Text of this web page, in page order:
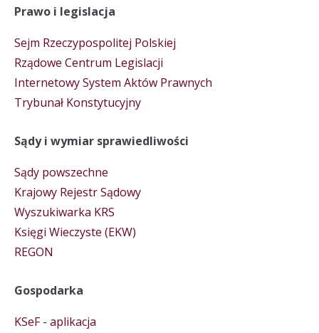
Prawo i legislacja
Sejm Rzeczypospolitej Polskiej
Rządowe Centrum Legislacji
Internetowy System Aktów Prawnych
Trybunał Konstytucyjny
Sądy i wymiar sprawiedliwości
Sądy powszechne
Krajowy Rejestr Sądowy
Wyszukiwarka KRS
Księgi Wieczyste (EKW)
REGON
Gospodarka
KSeF - aplikacja